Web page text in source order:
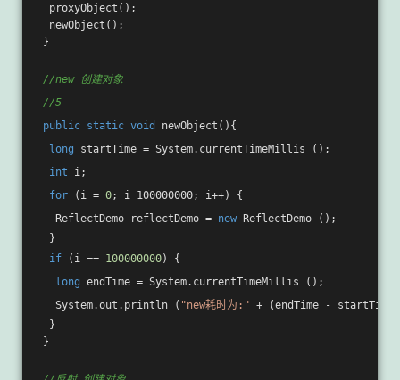
proxyObject();
newObject();
}
//new 创建对象
//5
public static void newObject () {
long startTime = System.currentTimeMillis ();
int i;
for (i = 0; i 100000000; i++) {
ReflectDemo reflectDemo = new ReflectDemo ();
}
if (i == 100000000) {
long endTime = System.currentTimeMillis ();
System.out.println ( "new耗时为:" + (endTime -
}
}